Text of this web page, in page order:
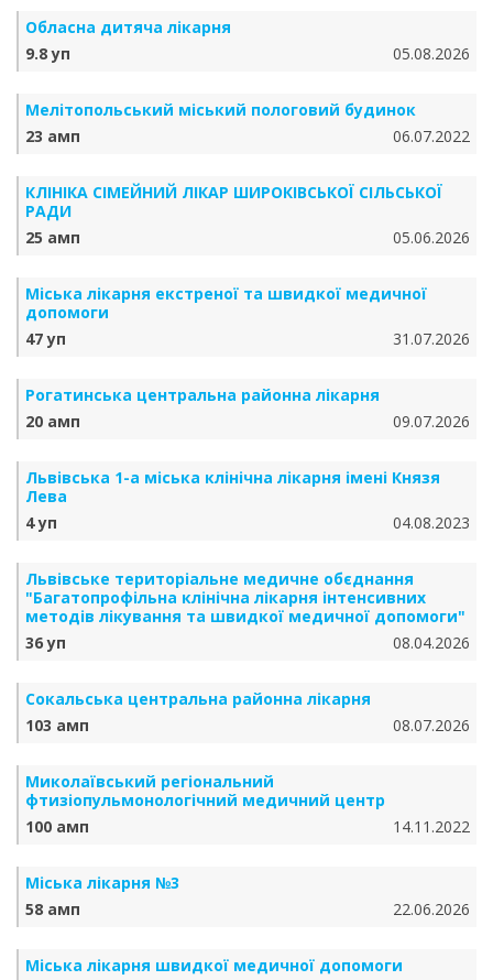
Обласна дитяча лікарня
9.8 уп
05.08.2026
Мелітопольський міський пологовий будинок
23 амп
06.07.2022
КЛІНІКА СІМЕЙНИЙ ЛІКАР ШИРОКІВСЬКОЇ СІЛЬСЬКОЇ
РАДИ
25 амп
05.06.2026
Міська лікарня екстреної та швидкої медичної
допомоги
47 уп
31.07.2026
Рогатинська центральна районна лікарня
20 амп
09.07.2026
Львівська 1-а міська клінічна лікарня імені Князя
Лева
4 уп
04.08.2023
Львівське територіальне медичне обєднання
"Багатопрофільна клінічна лікарня інтенсивних
методів лікування та швидкої медичної допомоги"
36 уп
08.04.2026
Сокальська центральна районна лікарня
103 амп
08.07.2026
Миколаївський регіональний
фтизіопульмонологічний медичний центр
100 амп
14.11.2022
Міська лікарня №3
58 амп
22.06.2026
Міська лікарня швидкої медичної допомоги